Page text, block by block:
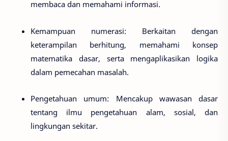
membaca dan memahami informasi.
Kemampuan numerasi: Berkaitan dengan
keterampilan berhitung, memahami konsep
matematika dasar, serta mengaplikasikan logika
dalam pemecahan masalah.
Pengetahuan umum: Mencakup wawasan dasar
tentang ilmu pengetahuan alam, sosial, dan
lingkungan sekitar.